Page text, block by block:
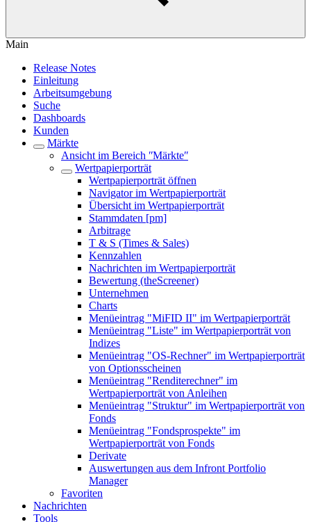
Main
Release Notes
Einleitung
Arbeitsumgebung
Suche
Dashboards
Kunden
Märkte
Ansicht im Bereich ʺMärkteʺ
Wertpapierporträt
Wertpapierporträt öffnen
Navigator im Wertpapierporträt
Übersicht im Wertpapierporträt
Stammdaten [pm]
Arbitrage
T & S (Times & Sales)
Kennzahlen
Nachrichten im Wertpapierporträt
Bewertung (theScreener)
Unternehmen
Charts
Menüeintrag "MiFID II" im Wertpapierporträt
Menüeintrag "Liste" im Wertpapierporträt von
Indizes
Menüeintrag "OS-Rechner" im Wertpapierporträt
von Optionsscheinen
Menüeintrag "Renditerechner" im
Wertpapierporträt von Anleihen
Menüeintrag "Struktur" im Wertpapierporträt von
Fonds
Menüeintrag "Fondsprospekte" im
Wertpapierporträt von Fonds
Derivate
Auswertungen aus dem Infront Portfolio
Manager
Favoriten
Nachrichten
Tools